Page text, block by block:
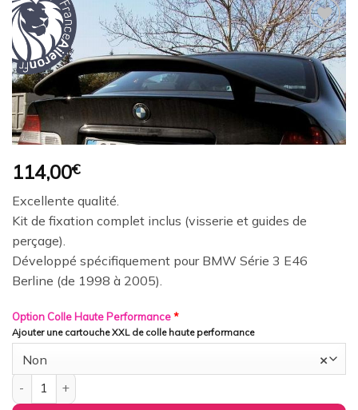
Ajouter
à la
wishlist
114,00€
Excellente qualité.
Kit de fixation complet inclus (visserie et guides de
perçage).
Développé spécifiquement pour BMW Série 3 E46
Berline (de 1998 à 2005).
Option Colle Haute Performance*
Ajouter une cartouche XXL de colle haute performance
×
Non
quantité de FranceAileron - Aileron / Becquet #2 pour BMW